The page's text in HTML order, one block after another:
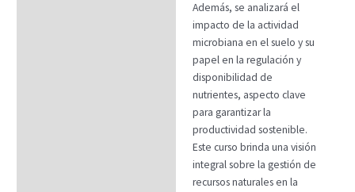
Además, se analizará el
impacto de la actividad
microbiana en el suelo y su
papel en la regulación y
disponibilidad de
nutrientes, aspecto clave
para garantizar la
productividad sostenible.
Este curso brinda una visión
integral sobre la gestión de
recursos naturales en la